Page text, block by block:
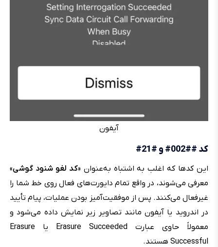
آیفون
کد ##002# و #21#
این کدها که اغلب به اشتباه به‌عنوان «کد لغو شنود گوشی»
معرفی می‌شوند، در واقع تمام دایورت‌های فعال روی خط شما را
غیرفعال می‌کنند. پس از موفقیت‌آمیز بودن عملیات، پیام تأیید
در اندروید یا آیفون مانند تصاویر زیر نمایش داده می‌شود و
معمولاً حاوی عبارت Erasure Succeeded یا Erasure
Successful هستند.